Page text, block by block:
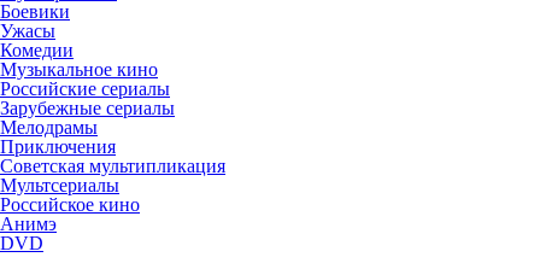
Боевики
Ужасы
Комедии
Музыкальное кино
Российские сериалы
Зарубежные сериалы
Мелодрамы
Приключения
Советская мультипликация
Мультсериалы
Российское кино
Анимэ
DVD